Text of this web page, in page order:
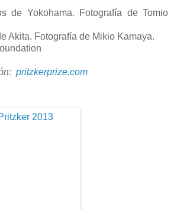
de Yokohama. Fotografía de Tomio
Akita. Fotografía de Mikio Kamaya.
pritzkerprize.com